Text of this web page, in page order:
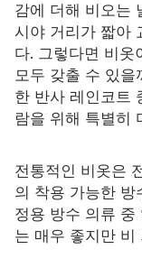
CHINASTARS
새로운 제품
자격증
비디오
연락하다
감에 더해 비오는
시야 거리가 짧아
다. 그렇다면 비옷
모두 갖출 수 있을
한 반사 레인코트
람을 위해 특별히
전통적인 비옷은
의 착용 가능한 방
정용 방수 의류
는 매우 좋지만 비